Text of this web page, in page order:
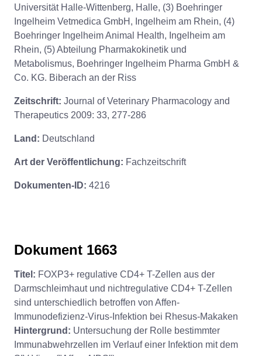
Universität Halle-Wittenberg, Halle, (3) Boehringer
Ingelheim Vetmedica GmbH, Ingelheim am Rhein, (4)
Boehringer Ingelheim Animal Health, Ingelheim am
Rhein, (5) Abteilung Pharmakokinetik und
Metabolismus, Boehringer Ingelheim Pharma GmbH &
Co. KG. Biberach an der Riss
Zeitschrift: Journal of Veterinary Pharmacology and
Therapeutics 2009: 33, 277-286
Land: Deutschland
Art der Veröffentlichung: Fachzeitschrift
Dokumenten-ID: 4216
Dokument 1663
Titel: FOXP3+ regulative CD4+ T-Zellen aus der
Darmschleimhaut und nichtregulative CD4+ T-Zellen
sind unterschiedlich betroffen von Affen-
Immunodefizienz-Virus-Infektion bei Rhesus-Makaken
Hintergrund: Untersuchung der Rolle bestimmter
Immunabwehrzellen im Verlauf einer Infektion mit dem